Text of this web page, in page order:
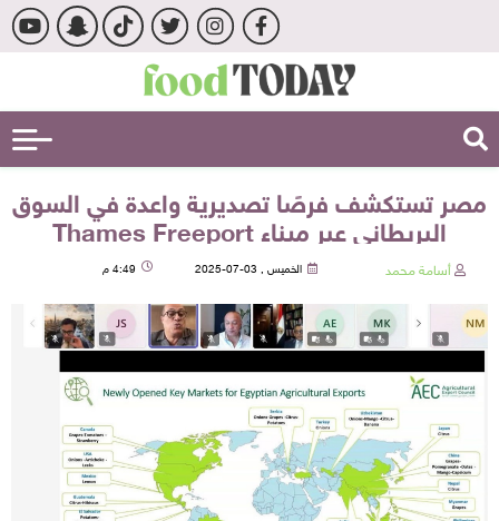
مصر تستكشف فرصًا تصديرية واعدة في السوق
البريطاني عبر ميناء Thames Freeport
أسامة محمد الخميس , 03-07-2025 4:49 م